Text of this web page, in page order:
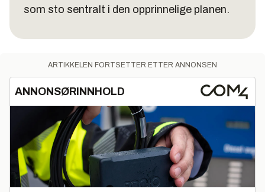
som sto sentralt i den opprinnelige planen.
ARTIKKELEN FORTSETTER ETTER ANNONSEN
ANNONSØRINNHOLD